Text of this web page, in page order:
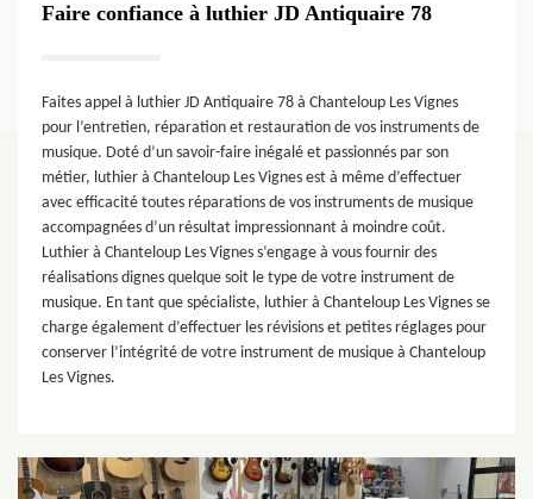
Faire confiance à luthier JD Antiquaire 78
Faites appel à luthier JD Antiquaire 78 à Chanteloup Les Vignes
pour l’entretien, réparation et restauration de vos instruments de
musique. Doté d’un savoir-faire inégalé et passionnés par son
métier, luthier à Chanteloup Les Vignes est à même d’effectuer
avec efficacité toutes réparations de vos instruments de musique
accompagnées d’un résultat impressionnant à moindre coût.
Luthier à Chanteloup Les Vignes s’engage à vous fournir des
réalisations dignes quelque soit le type de votre instrument de
musique. En tant que spécialiste, luthier à Chanteloup Les Vignes se
charge également d’effectuer les révisions et petites réglages pour
conserver l’intégrité de votre instrument de musique à Chanteloup
Les Vignes.